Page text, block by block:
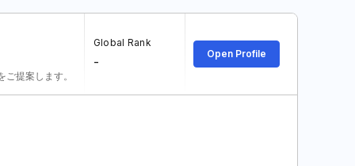
提案します。
Global Rank
-
Open Profile